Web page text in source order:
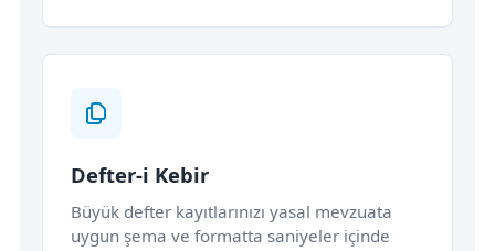
Defter-i Kebir
Büyük defter kayıtlarınızı yasal mevzuata
uygun şema ve formatta saniyeler içinde